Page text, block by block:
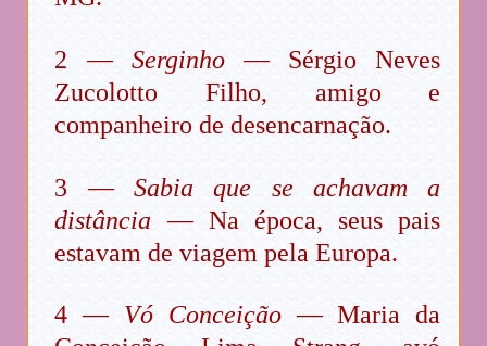
2 — Serginho— Sérgio Neves
Zucolotto Filho, amigo e
companheiro de desencarnação.
3 —Sabia que se achavam a
distância — Na época, seus pais
estavam de viagem pela Europa.
4 — Vó Conceição— Maria da